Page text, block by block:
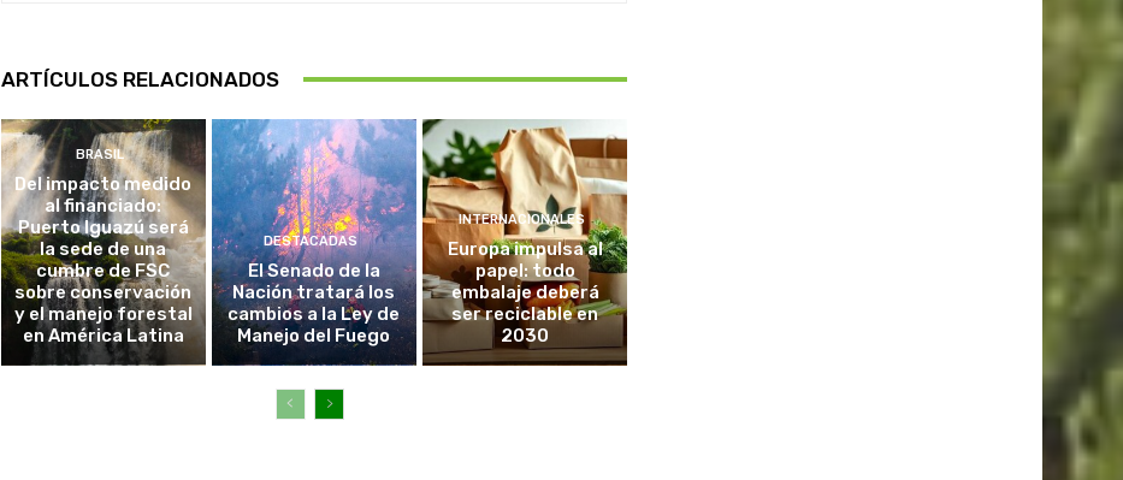
ARTÍCULOS RELACIONADOS
BRASIL
Del impacto medido
al financiado:
Puerto Iguazú será
la sede de una
cumbre de FSC
sobre conservación
y el manejo forestal
en América Latina
DESTACADAS
El Senado de la
Nación tratará los
cambios a la Ley de
Manejo del Fuego
INTERNACIONALES
Europa impulsa al
papel: todo
embalaje deberá
ser reciclable en
2030